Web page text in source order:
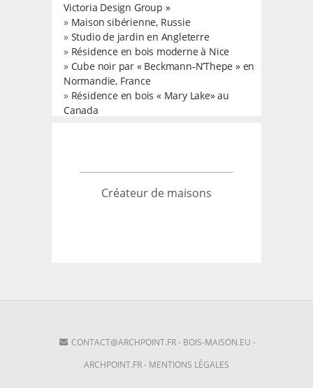
Victoria Design Group »
» Maison sibérienne, Russie
» Studio de jardin en Angleterre
» Résidence en bois moderne à Nice
» Cube noir par « Beckmann-N’Thepe » en
Normandie, France
» Résidence en bois « Mary Lake» au
Canada
Créateur de maisons
CONTACT@ARCHPOINT.FR- BOIS-MAISON.EU -
ARCHPOINT.FR- MENTIONS LÉGALES